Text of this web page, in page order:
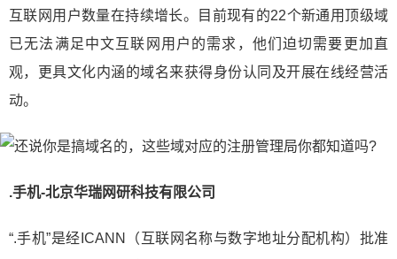
互联网用户数量在持续增长。目前现有的22个新通用顶级域
已无法满足中文互联网用户的需求，他们迫切需要更加直
观，更具文化内涵的域名来获得身份认同及开展在线经营活
动。
.手机-北京华瑞网研科技有限公司
“.手机”是经ICANN（互联网名称与数字地址分配机构）批准